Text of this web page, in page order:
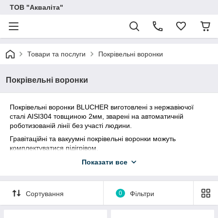
ТОВ "Акваліта"
Товари та послуги Покрівельні воронки
Покрівельні воронки
Покрівельні воронки BLUCHER виготовлені з нержавіючої
сталі AISI304 товщиною 2мм, зварені на автоматичній
роботизованій лінії без участі людини.
Гравітаційні та вакуумні покрівельні воронки можуть
комплектуватися підігрівом.
В наявності воронки діаметрів 50мм, 75мм, 110мм та будь-які
виготовлення будь - якого замовлення 10днів.
Воронки сумісні з усіма видами каналізаційних труб.
Показати все
Сортування 0 Фільтри